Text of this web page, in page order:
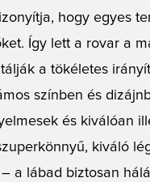
hogy egyes
Így lett a rovar a
a tökéletes
színben és
és kiválóan
kiváló
a lábad biztosan